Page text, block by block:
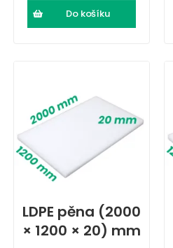
Do košíku
LDPE pěna (2000
× 1200 × 20) mm